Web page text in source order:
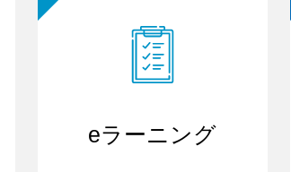
eラーニング